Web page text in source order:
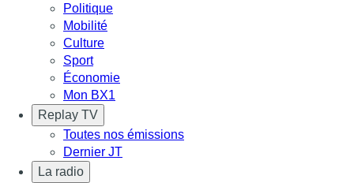
Politique
Mobilité
Culture
Sport
Économie
Mon BX1
Replay TV
Toutes nos émissions
Dernier JT
La radio